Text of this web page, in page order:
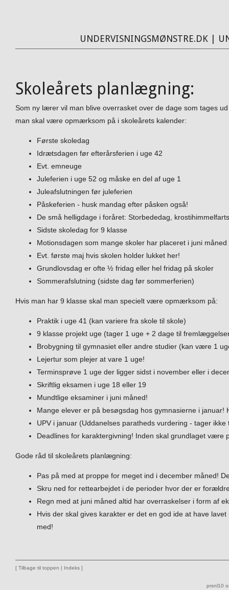
UNDERVISNINGSMØNSTRE.DK
Skoleårets planlægning:
Som ny lærer vil man blive overrasket over de dage som tages
man skal være opmærksom på i skoleårets kalender:
Første skoledag
Idrætsdagen før efterårsferien i uge 42
Evt. emneuge
Juleferien i uge 52 og måske en del af uge 1
Juleafslutningen før juleferien
Påskeferien - husk mandag efter påsken også!
De små helligdage i foråret: Storbededag,
Sidste skoledag for 9 klasse
Motionsdagen som mange skoler har placeret i juni
Evt. første maj hvis skolen holder lukket her!
Grundlovsdag er ofte ½ fridag eller hel fridag på skoler
Sommerafslutning (sidste dag før sommerferien)
Hvis man har 9 klasse skal man specielt være opmærksom på:
Praktik i uge 41 (kan variere fra skole til skole)
9 klasse projekt uge (tager 1 uge + 2 dage til
Brobygning til gymnasiet eller andre studier (kan være 1
Lejertur som plejer at vare 1 uge!
Terminsprøve 1 uge der ligger sidst i november eller i
Skriftlig eksamen i uge 18 eller 19
Mundtlige eksaminer i juni måned!
Mange elever er på besøgsdag hos gymnasierne i
UPV i januar (Uddanelses paratheds vurdering - tager
Deadlines for karaktergivning! Inden skal grundlaget
Gode råd til skoleårets planlægning:
Pas på med at proppe for meget ind i december måned!
Skru ned for rettearbejdet i de perioder hvor der er
Regn med at juni måned altid har overraskelser i form af
Hvis der skal gives karakter er det en god ide at have
med!
[ Tilbage til toppen | Indeks ]
prsnl10